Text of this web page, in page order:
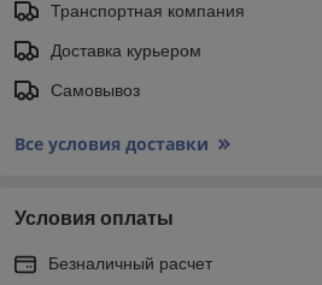
Транспортная компания
Доставка курьером
Самовывоз
Все условия доставки
Условия оплаты
Безналичный расчет